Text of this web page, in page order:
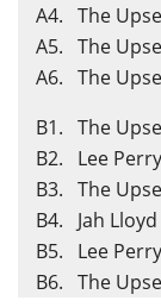
A4. The
A5. The
A6. The
B1. The
B2. Lee
B3. The
B4. Jah
B5. Lee
B6. The